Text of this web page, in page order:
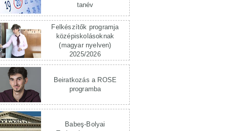
tanév
Felkészítők programja
középiskolásoknak
(magyar nyelven)
2025/2026
Beiratkozás a ROSE
programba
Babeş-Bolyai